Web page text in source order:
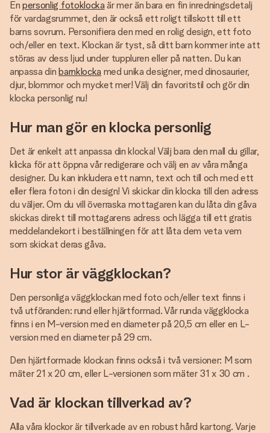
Enpersonlig fotoklocka är mer än bara en fin inredningsdetalj
för vardagsrummet, den är också ett roligt tillskott till ett
barns sovrum. Personifiera den med en rolig design, ett foto
och/eller en text. Klockan är tyst, så ditt barn kommer inte att
störas av dess ljud under tuppluren eller på natten. Du kan
anpassa dinbarnklocka med unika designer, med dinosaurier,
djur, blommor och mycket mer! Välj din favoritstil och gör din
klocka personlig nu!
Hur man gör en klocka personlig
Det är enkelt att anpassa din klocka! Välj bara den mall du gillar,
klicka för att öppna vår redigerare och välj en av våra många
designer. Du kan inkludera ett namn, text och till och med ett
eller flera foton i din design! Vi skickar din klocka till den adress
du väljer. Om du vill överraska mottagaren kan du låta din gåva
skickas direkt till mottagarens adress och lägga till ett gratis
meddelandekort i beställningen för att låta dem veta vem
som skickat deras gåva.
Hur stor är väggklockan?
Den personliga väggklockan med foto och/eller text finns i
två utföranden: rund eller hjärtformad. Vår runda väggklocka
finns i en M-version med en diameter på 20,5 cm eller en L-
version med en diameter på 29 cm.
Den hjärtformade klockan finns också i två versioner: M som
mäter 21 x 20 cm, eller L-versionen som mäter 31 x 30 cm .
Vad är klockan tillverkad av?
Alla våra klockor är tillverkade av en robust hård kartong. Varje